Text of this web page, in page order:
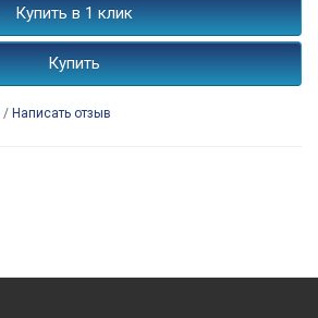
Купить в 1 клик
Купить
/ Написать отзыв